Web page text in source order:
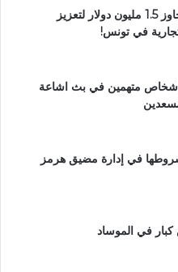
منحة بقيمة تتجاوز 1.5 مليون دولار لتعزيز
في تونس!
بـ 7 أشخاص متهمين في بث اشاعة
في إدارة مضيق هرمز
كبار في الموساد